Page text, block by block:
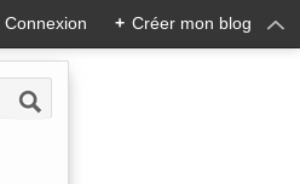
Connexion + Créer mon blog